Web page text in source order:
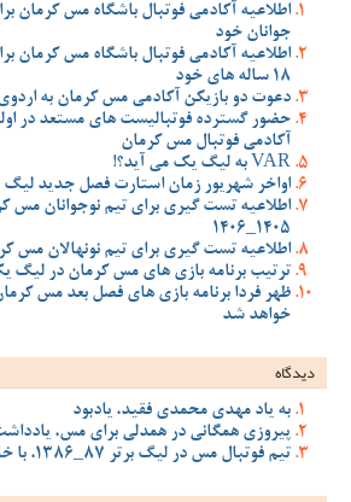
اطلاعیه آکادمی فوتبال باشگاه مس کرمان
جوانان خود
اطلاعیه آکادمی فوتبال باشگاه مس کرمان
18 ساله های خود
دعوت دو بازیکن آکادمی مس کرمان به
حضور گسترده فوتبالیست های مستعد در
آکادمی فوتبال مس کرمان
VAR به لیگ یک می آید؟!
اواخر شهریور زمان استارت فصل جدید
اطلاعیه تست گیری برای تیم نوجوانان مس
1405_1406
اطلاعیه تست گیری برای تیم نونهالان مس کرمان در
ترتیب برنامه بازی های مس کرمان در
ظهر فردا برنامه بازی های فصل بعد مس
خواهد شد
دیدگاه
به یاد مهدی محمدی فقید، یادبود
پیروزی همگانی در همدلی برای مس،
تیم فوتبال مس در لیگ برتر 87_1386، با خاطرات مس